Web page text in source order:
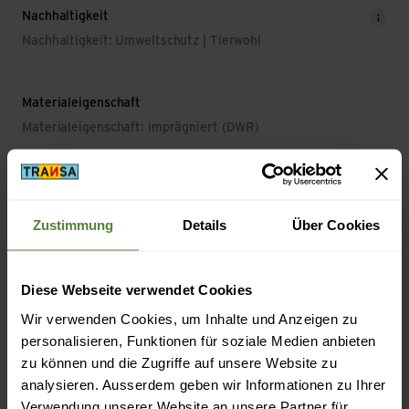
Zustimmung Details Über Cookies
Diese Webseite verwendet Cookies
Wir verwenden Cookies, um Inhalte und Anzeigen zu
personalisieren, Funktionen für soziale Medien anbieten
zu können und die Zugriffe auf unsere Website zu
analysieren. Ausserdem geben wir Informationen zu Ihrer
Verwendung unserer Website an unsere Partner für
Nachhaltigkeit
Nachhaltigkeit: Umweltschutz | Tierwohl
Materialeigenschaft
Materialeigenschaft: imprägniert (DWR)
Material Zusammensetzung: 100% Polyamid (aus Recycling)
Material Füllung Zusammensetzung: 100% Daunen
Isolation: Daunen
Beschreibung